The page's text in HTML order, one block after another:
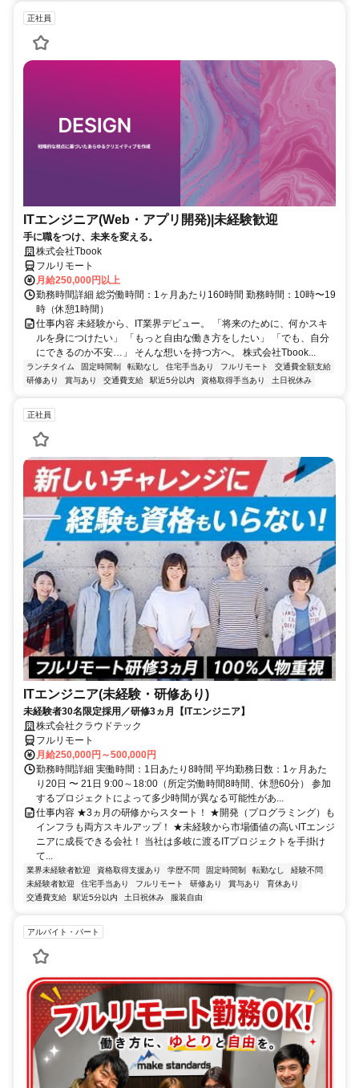
正社員
ITエンジニア(Web・アプリ開発)|未経験歓迎
手に職をつけ、未来を変える。
株式会社Tbook
フルリモート
月給250,000円以上
勤務時間詳細 総労働時間：1ヶ月あたり160時間 勤務時間：10時〜19
時（休憩1時間）
仕事内容 未経験から、IT業界デビュー。 「将来のために、何かスキ
ルを身につけたい」 「もっと自由な働き方をしたい」 「でも、自分
にできるのか不安…」 そんな想いを持つ方へ。 株式会社Tbook...
ランチタイム 固定時間制 転勤なし 住宅手当あり フルリモート
交通費全額支給
研修あり
賞与あり 交通費支給 駅近5分以内 資格取得手当あり 土日祝休み
正社員
ITエンジニア(未経験・研修あり)
未経験者30名限定採用／研修3ヵ月【ITエンジニア】
株式会社クラウドテック
フルリモート
月給250,000円～500,000円
勤務時間詳細 実働時間：1日あたり8時間 平均勤務日数：1ヶ月あた
り20日 〜 21日 9:00～18:00（所定労働時間8時間、休憩60分） 参加
するプロジェクトによって多少時間が異なる可能性があ...
仕事内容 ★3ヵ月の研修からスタート！ ★開発（プログラミング）も
インフラも両方スキルアップ！ ★未経験から市場価値の高いITエンジ
ニアに成長できる会社！ 当社は多岐に渡るITプロジェクトを手掛け
て...
業界未経験者歓迎 資格取得支援あり 学歴不問 固定時間制 転勤なし
経験不問
未経験者歓迎
住宅手当あり フルリモート 研修あり 賞与あり
育休あり
交通費支給
駅近5分以内 土日祝休み 服装自由
アルバイト・パート